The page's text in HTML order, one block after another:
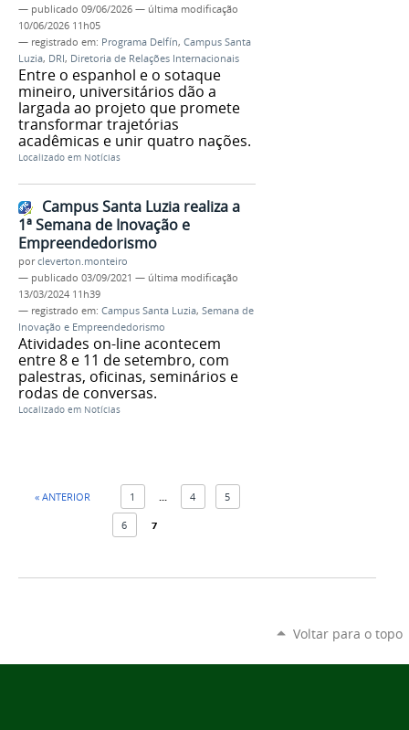
— publicado 09/06/2026 — última modificação
10/06/2026 11h05
— registrado em: Programa Delfín, Campus Santa
Luzia, DRI, Diretoria de Relações Internacionais
Entre o espanhol e o sotaque
mineiro, universitários dão a
largada ao projeto que promete
transformar trajetórias
acadêmicas e unir quatro nações.
Localizado em Notícias
Campus Santa Luzia realiza a
1ª Semana de Inovação e
Empreendedorismo
porcleverton.monteiro
— publicado 03/09/2021 — última modificação
13/03/2024 11h39
— registrado em: Campus Santa Luzia, Semana de
Inovação e Empreendedorismo
Atividades on-line acontecem
entre 8 e 11 de setembro, com
palestras, oficinas, seminários e
rodas de conversas.
Localizado em Notícias
« ANTERIOR 1 4 5
6 7
Voltar para o topo